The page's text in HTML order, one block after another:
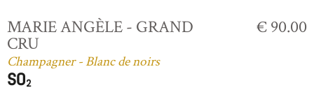
MARIE ANGÈLE - GRAND
CRU
Champagner - Blanc de noirs
€ 90.00